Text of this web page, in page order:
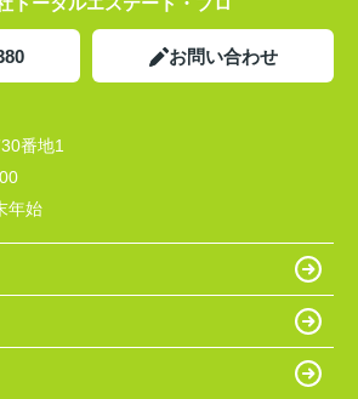
お問い合わせ
番地1
年始